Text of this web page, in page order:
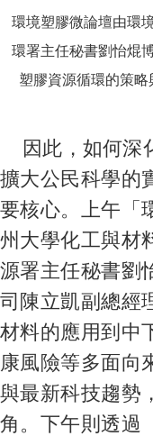
環境塑膠微論壇由環
環署主任秘書劉怡焜
塑膠資源循環的策略
因此，如何深
擴大公民科學的
要核心。上午「
州大學化工與材
源署主任秘書劉
司陳立凱副總經
材料的應用到中
康風險等多面向
與最新科技趨勢
角。下午則透過